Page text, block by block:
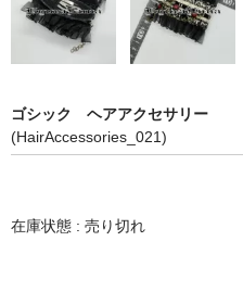
ゴシック ヘアアクセサリー
(HairAccessories_021)
在庫状態 : 売り切れ